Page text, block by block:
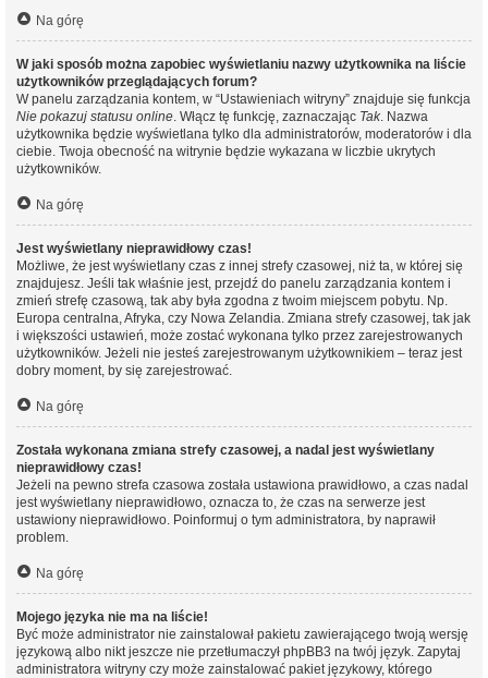
Na górę
W jaki sposób można zapobiec wyświetlaniu nazwy użytkownika na liście
użytkowników przeglądających forum?
W panelu zarządzania kontem, w “Ustawieniach witryny” znajduje się funkcja
Nie pokazuj statusu online. Włącz tę funkcję, zaznaczając Tak. Nazwa
użytkownika będzie wyświetlana tylko dla administratorów, moderatorów i dla
ciebie. Twoja obecność na witrynie będzie wykazana w liczbie ukrytych
użytkowników.
Na górę
Jest wyświetlany nieprawidłowy czas!
Możliwe, że jest wyświetlany czas z innej strefy czasowej, niż ta, w której się
znajdujesz. Jeśli tak właśnie jest, przejdź do panelu zarządzania kontem i
zmień strefę czasową, tak aby była zgodna z twoim miejscem pobytu. Np.
Europa centralna, Afryka, czy Nowa Zelandia. Zmiana strefy czasowej, tak jak
i większości ustawień, może zostać wykonana tylko przez zarejestrowanych
użytkowników. Jeżeli nie jesteś zarejestrowanym użytkownikiem – teraz jest
dobry moment, by się zarejestrować.
Na górę
Została wykonana zmiana strefy czasowej, a nadal jest wyświetlany
nieprawidłowy czas!
Jeżeli na pewno strefa czasowa została ustawiona prawidłowo, a czas nadal
jest wyświetlany nieprawidłowo, oznacza to, że czas na serwerze jest
ustawiony nieprawidłowo. Poinformuj o tym administratora, by naprawił
problem.
Na górę
Mojego języka nie ma na liście!
Być może administrator nie zainstalował pakietu zawierającego twoją wersję
językową albo nikt jeszcze nie przetłumaczył phpBB3 na twój język. Zapytaj
administratora witryny czy może zainstalować pakiet językowy, którego